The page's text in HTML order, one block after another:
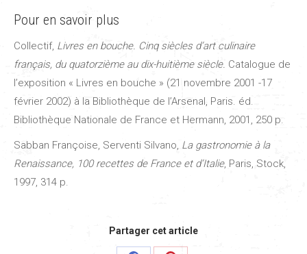
Pour en savoir plus
Collectif, Livres en bouche. Cinq siècles d’art culinaire
français, du quatorzième au dix-huitième siècle. Catalogue de
l’exposition « Livres en bouche » (21 novembre 2001 -17
février 2002) à la Bibliothèque de l’Arsenal, Paris. éd.
Bibliothèque Nationale de France et Hermann, 2001, 250 p.
Sabban Françoise, Serventi Silvano, La gastronomie à la
Renaissance, 100 recettes de France et d’Italie, Paris, Stock,
1997, 314 p.
Partager cet article